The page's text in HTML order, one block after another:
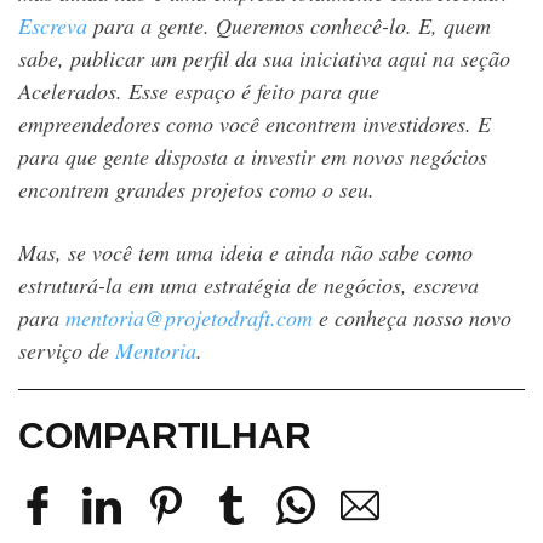
Escreva para a gente. Queremos conhecê-lo. E, quem
sabe, publicar um perfil da sua iniciativa aqui na seção
Acelerados. Esse espaço é feito para que
empreendedores como você encontrem investidores. E
para que gente disposta a investir em novos negócios
encontrem grandes projetos como o seu.
Mas, se você tem uma ideia e ainda não sabe como
estruturá-la em uma estratégia de negócios, escreva
para mentoria@projetodraft.com e conheça nosso novo
serviço de Mentoria.
COMPARTILHAR